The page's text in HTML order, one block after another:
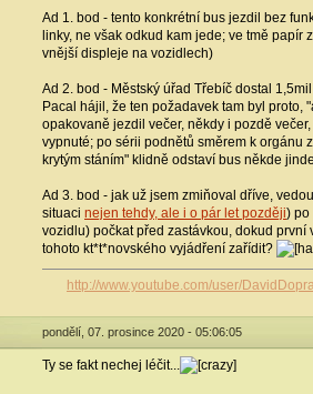
Ad 1. bod - tento konkrétní bus jezdil bez
linky, ne však odkud kam jede; ve tmě
vnější displeje na vozidlech)
Ad 2. bod - Městský úřad Třebíč dostal
Pacal hájil, že ten požadavek tam byl
opakovaně jezdil večer, někdy i pozdě
vypnuté; po sérii podnětů směrem k orgánu
krytým stáním" klidně odstaví bus někde
Ad 3. bod - jak už jsem zmiňoval dříve,
situaci nejen tehdy, ale i o pár let později) po
vozidlu) počkat před zastávkou, dokud
tohoto kt*t*novského vyjádření zařídit?
http://www.youtube.com/user/
pondělí, 07. prosince 2020 - 05:06:05
Ty se fakt nechej léčit...